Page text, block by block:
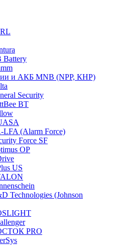
Battery
и АКБ MNB (NPP, КНР)
Security
BT
(Alarm Force)
Force SF
OP
US
Technologies (Johnson
PRO